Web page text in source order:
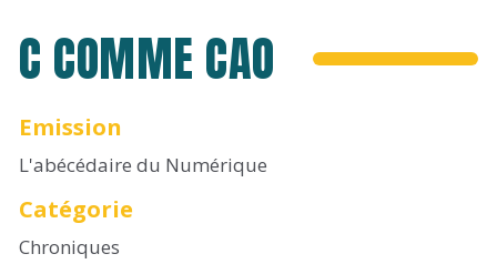
C COMME CAO
Emission
L'abécédaire du Numérique
Catégorie
Chroniques